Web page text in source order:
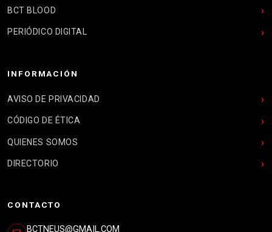
BCT BLOOD
PERIÓDICO DIGITAL
INFORMACIÓN
AVISO DE PRIVACIDAD
CÓDIGO DE ÉTICA
QUIENES SOMOS
DIRECTORIO
CONTACTO
BCTNEUS@GMAIL.COM